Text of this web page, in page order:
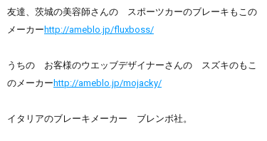
友達、茨城の美容師さんの スポーツカーのブレーキもこの
メーカー http://ameblo.jp/fluxboss/
うちの お客様のウエッブデザイナーさんの スズキのもこ
のメーカー http://ameblo.jp/mojacky/
イタリアのブレーキメーカー ブレンボ社。